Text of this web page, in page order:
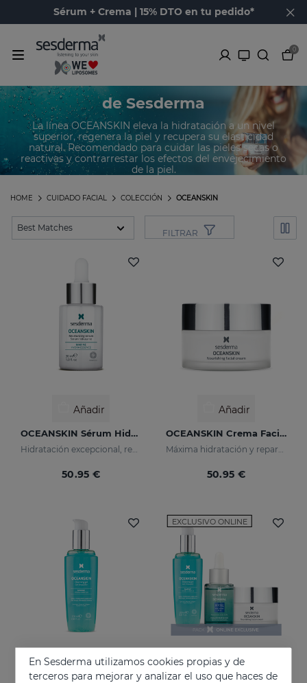
Sérum + Crema | 15% DTO en tu pedido*
0
Productos de la línea OCEANSKIN
de Sesderma
La línea OCEANSKIN eleva la hidratación a un nivel
superior, regenera la piel y recupera su elasticidad
natural. Recomendado para cuidar las pieles secas o
reactivas y contrarrestar los efectos del envejecimiento
de la piel.
OCEANSKIN
COLECCIÓN
CUIDADO FACIAL
HOME
FILTRAR
Añadir
OCEANSKIN Sérum Hidratante
Hidratación excepcional, regenera y recupera la elasticidad de la piel
50.95 €
Añadir
OCEANSKIN Crema Facial Nutritiva
Máxima hidratación y reparación de la piel
50.95 €
EXCLUSIVO ONLINE
Añadir
En Sesderma utilizamos cookies propias y de
terceros para mejorar y analizar el uso que haces de